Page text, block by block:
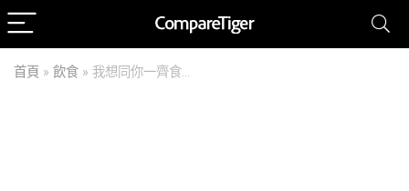
首頁 » 飲食 » 我想同你一齊食…